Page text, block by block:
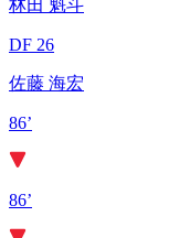
林田 魁斗
DF 26
佐藤 海宏
86’
86’